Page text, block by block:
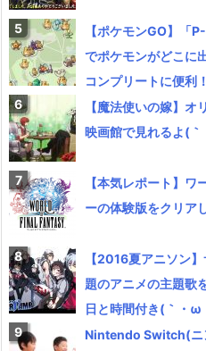
【ポケモンGO】「
でポケモンがどこに
コンプリートに便利！
【魔法使いの嫁】
映画館で見れるよ(
【本気レポート】
ーの体験版をクリア
【2016夏アニソン
題のアニメの主題歌
日と時間付き(｀・ω
Nintendo Switch(ニ